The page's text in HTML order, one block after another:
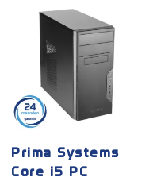
Prima Systems
Core i5 PC
meerdere
variaties.
optie
worden